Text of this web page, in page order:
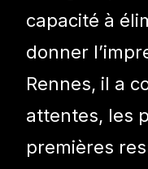
capacité à
donner
Rennes, il a
attentes, les
premières